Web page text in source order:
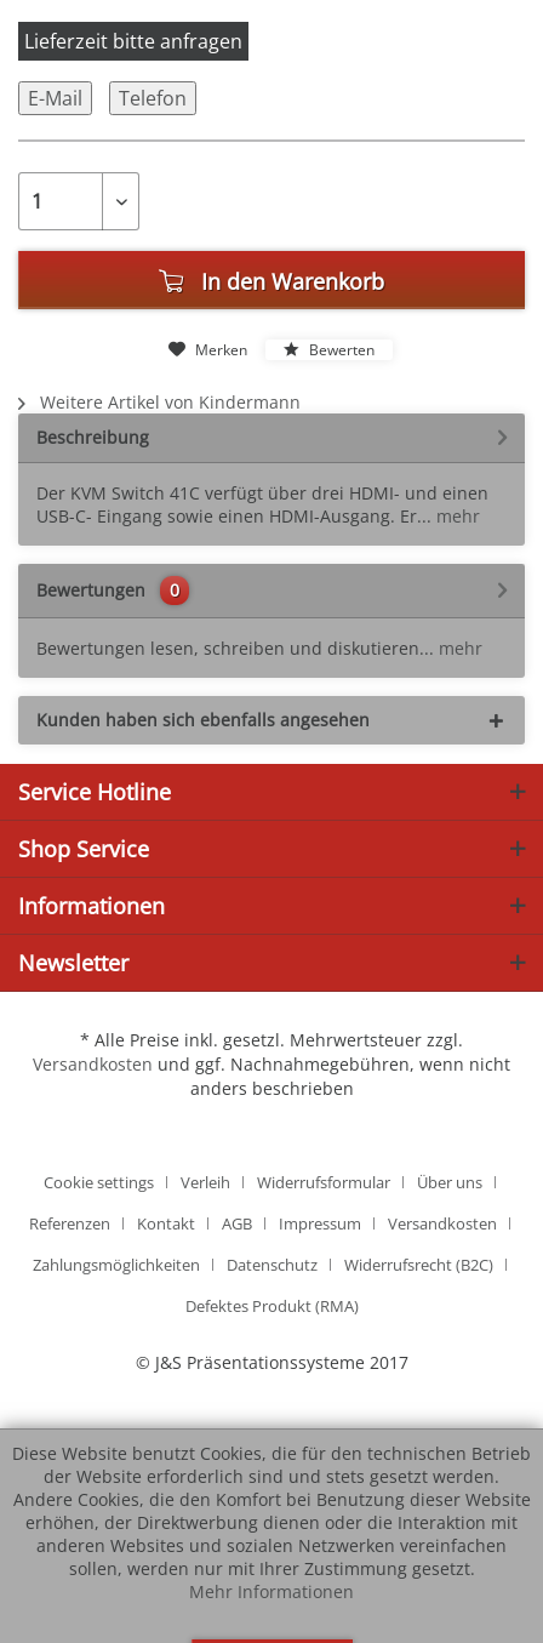
Lieferzeit bitte anfragen
E-Mail Telefon
In den Warenkorb
Merken Bewerten
Weitere Artikel von Kindermann
Beschreibung
Der KVM Switch 41C verfügt über drei HDMI- und einen
USB-C- Eingang sowie einen HDMI-Ausgang. Er... mehr
Bewertungen 0
Bewertungen lesen, schreiben und diskutieren... mehr
Kunden haben sich ebenfalls angesehen
Service Hotline
Shop Service
Informationen
Newsletter
* Alle Preise inkl. gesetzl. Mehrwertsteuer zzgl.
Versandkosten und ggf. Nachnahmegebühren, wenn nicht
anders beschrieben
Cookie settings Verleih Widerrufsformular
Über uns
Referenzen
Kontakt AGB Impressum
Versandkosten
Zahlungsmöglichkeiten
Datenschutz
Widerrufsrecht (B2C)
Defektes Produkt (RMA)
© J&S Präsentationssysteme 2017
Diese Website benutzt Cookies, die für den technischen Betrieb
der Website erforderlich sind und stets gesetzt werden.
Andere Cookies, die den Komfort bei Benutzung dieser Website
erhöhen, der Direktwerbung dienen oder die Interaktion mit
anderen Websites und sozialen Netzwerken vereinfachen
sollen, werden nur mit Ihrer Zustimmung gesetzt.
Mehr Informationen